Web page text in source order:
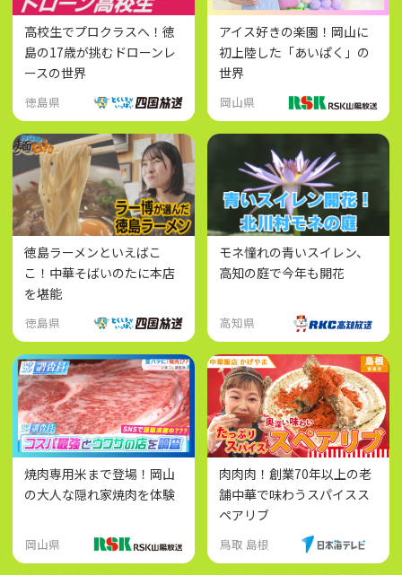
高校生でプロクラスへ！徳
島の17歳が挑むドローンレ
ースの世界
徳島県
アイス好きの楽園！岡山に
初上陸した「あいぱく」の
世界
岡山県
徳島ラーメンといえばこ
こ！中華そばいのたに本店
を堪能
徳島県
モネ憧れの青いスイレン、
高知の庭で今年も開花
高知県
焼肉専用米まで登場！岡山
の大人な隠れ家焼肉を体験
岡山県
肉肉肉！創業70年以上の老
舗中華で味わうスパイスス
ペアリブ
鳥取 島根